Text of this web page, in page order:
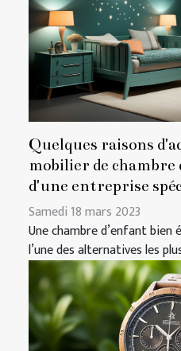
Quelques raisons
mobilier de
d'une entreprise
Samedi 18 mars 2023
Une chambre d’enfant
l’une des alternatives les